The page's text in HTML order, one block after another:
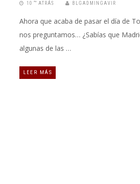
10 “” ATRÁS BLGADMINGAVIR
Ahora que acaba de pasar el día de
nos preguntamos… ¿Sabías que
algunas de las …
LEER MÁS